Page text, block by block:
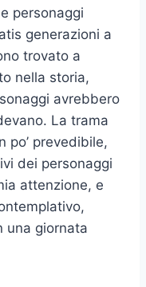
personaggi
generazioni a
trovato a
nella storia,
avrebbero
La trama
po’ prevedibile,
dei personaggi
attenzione, e
una giornata